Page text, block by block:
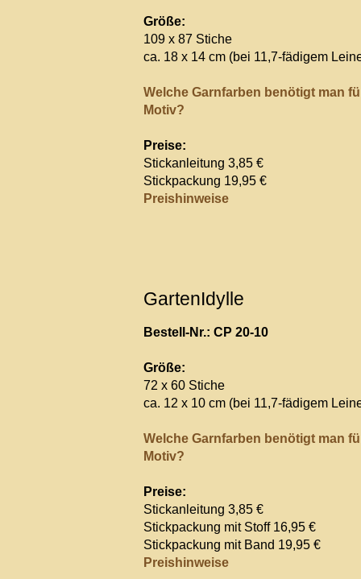
Größe:
109 x 87 Stiche
ca. 18 x 14 cm (bei 11,7-fädigem
Welche Garnfarben benötigt man
Motiv?
Preise:
Stickanleitung 3,85 €
Stickpackung 19,95 €
Preishinweise
GartenIdylle
Bestell-Nr.: CP 20-10
Größe:
72 x 60 Stiche
ca. 12 x 10 cm (bei 11,7-fädigem
Welche Garnfarben benötigt man
Motiv?
Preise:
Stickanleitung 3,85 €
Stickpackung mit Stoff 16,95 €
Stickpackung mit Band 19,95 €
Preishinweise